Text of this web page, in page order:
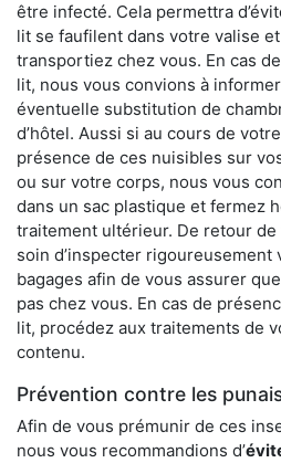
être infecté. Cela permettra
lit se faufilent dans votre valise
transportiez chez vous. En cas
lit, nous vous convions à
éventuelle substitution de
d’hôtel. Aussi si au cours de
présence de ces nuisibles sur
ou sur votre corps, nous vous
dans un sac plastique et fermez
traitement ultérieur. De retour
soin d’inspecter rigoureusement
bagages afin de vous assurer
pas chez vous. En cas de
lit, procédez aux traitements de
contenu.
Prévention contre les
Afin de vous prémunir de ces
nous vous recommandions d’